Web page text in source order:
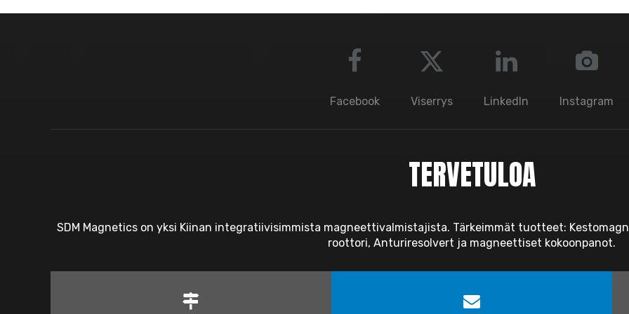
Facebook Viserrys LinkedIn Instagram
TERVETULOA
SDM Magnetics on yksi Kiinan integratiivisimmista magneettivalmistajista. Tärkeimmät tuotteet:
roottori, Anturiresolvert ja magneettiset kokoonpanot.